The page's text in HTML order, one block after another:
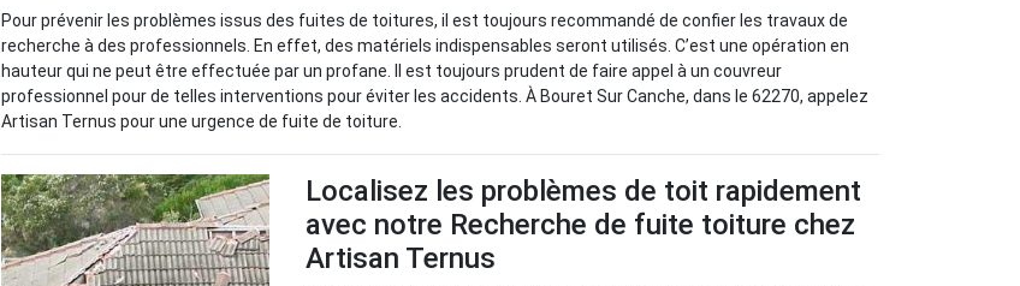
Pour prévenir les problèmes issus des fuites de toitures, il est toujours recommandé de confier les travaux de
recherche à des professionnels. En effet, des matériels indispensables seront utilisés. C’est une opération en
hauteur qui ne peut être effectuée par un profane. Il est toujours prudent de faire appel à un couvreur
professionnel pour de telles interventions pour éviter les accidents. À Bouret Sur Canche, dans le 62270, appelez
Artisan Ternus pour une urgence de fuite de toiture.
Localisez les problèmes de toit rapidement
avec notre Recherche de fuite toiture chez
Artisan Ternus